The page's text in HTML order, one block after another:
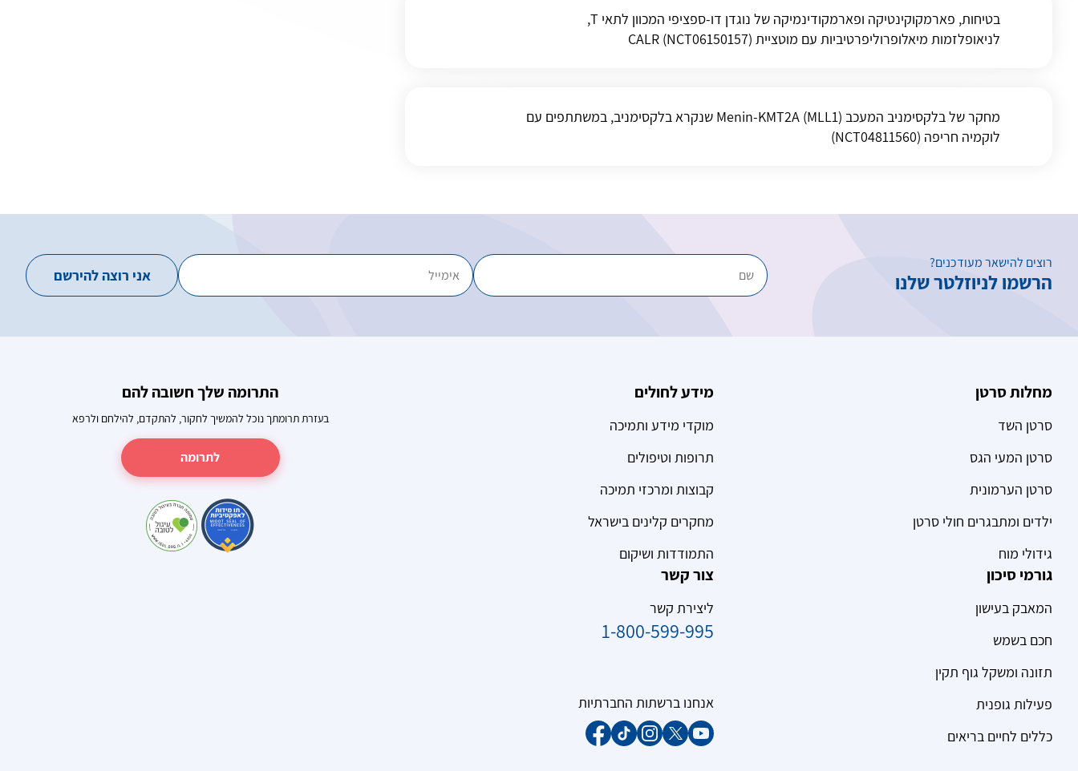
בטיחות, פארמקוקינטיקה ופארמקודינמיקה של נוגדן דו-ספציפי המכוון לתאי T,
לניאופלזמות מיאלופרוליפרטיביות עם מוטציית CALR (NCT06150157)
מחקר של בלקסימניב המעכב Menin-KMT2A (MLL1) שנקרא בלקסימניב, במשתתפים עם
לוקמיה חריפה (NCT04811560)
רוצים להישאר מעודכנים?
הרשמו לניוזלטר שלנו
מחלות סרטן
סרטן השד
סרטן המעי הגס
סרטן הערמונית
ילדים ומתבגרים חולי סרטן
גידולי מוח
מידע לחולים
מוקדי מידע ותמיכה
תרופות וטיפולים
קבוצות ומרכזי תמיכה
מחקרים קלינים בישראל
התמודדות ושיקום
גורמי סיכון
המאבק בעישון
חכם בשמש
תזונה ומשקל גוף תקין
פעילות גופנית
כללים לחיים בריאים
צור קשר
ליצירת קשר
1-800-599-995
אנחנו ברשתות החברתיות
התרומה שלך חשובה להם
בעזרת תרומתך נוכל להמשיך לחקור, להתקדם, להילחם ולרפא
לתרומה